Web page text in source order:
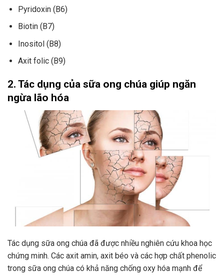
Pyridoxin (B6)
Biotin (B7)
Inositol (B8)
Axit folic (B9)
2. Tác dụng của sữa ong chúa giúp ngăn
ngừa lão hóa
Tác dụng sữa ong chúa đã được nhiều nghiên cứu khoa học
chứng minh. Các axit amin, axit béo và các hợp chất phenolic
trong sữa ong chúa có khả năng chống oxy hóa mạnh để